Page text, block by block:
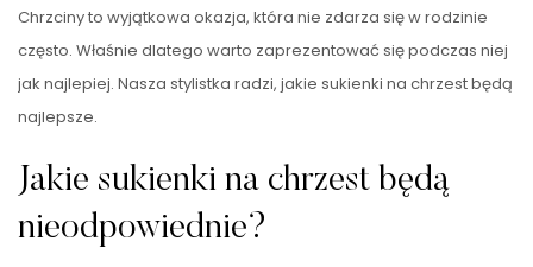
Chrzciny to wyjątkowa okazja, która nie zdarza się w rodzinie
często. Właśnie dlatego warto zaprezentować się podczas niej
jak najlepiej. Nasza stylistka radzi, jakie sukienki na chrzest będą
najlepsze.
Jakie sukienki na chrzest będą
nieodpowiednie?